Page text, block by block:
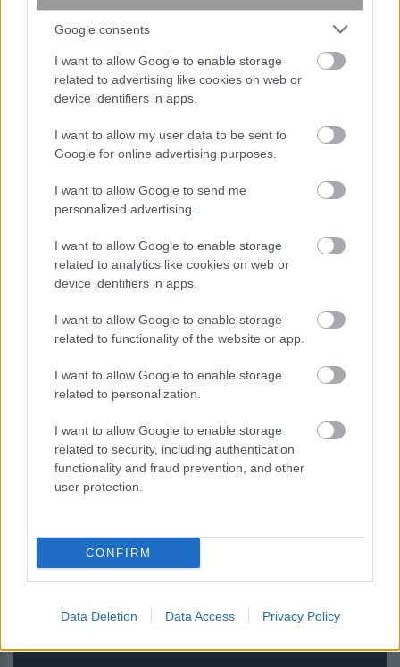
Google consents
I want to allow Google to enable storage
related to advertising like cookies on web or
device identifiers in apps.
I want to allow my user data to be sent to
Google for online advertising purposes.
I want to allow Google to send me
personalized advertising.
I want to allow Google to enable storage
related to analytics like cookies on web or
device identifiers in apps.
I want to allow Google to enable storage
related to functionality of the website or app.
I want to allow Google to enable storage
related to personalization.
I want to allow Google to enable storage
related to security, including authentication
functionality and fraud prevention, and other
user protection.
CONFIRM
Data Deletion Data Access Privacy Policy
Στρατιωτικών Ιατρών, μετά από
Μικροσκοπικό σύστημα λέιζερ
ανοίγει τον δρόμο για πειράματα
θεμελιώδους φυσικής στο διάστημα
Κενό ασφαλείας στο iCloud Private
αποκαλύψει την πραγματική